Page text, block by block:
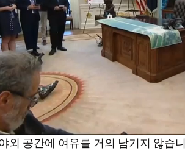
외 공간에 여유를 거의 남기지 않습